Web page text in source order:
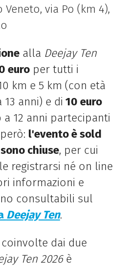
via Po (km 4),
alla Deejay Ten
europer tutti i
km e 5 km (con età
anni) e di 10 euro
12 anni partecipanti
l'evento è sold
chiuse, per cui
registrarsi né on line
informazioni e
consultabili sul
Deejay Ten.
dai due
Ten 2026è